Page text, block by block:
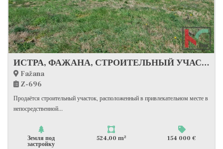
ИСТРА, ФАЖАНА, СТРОИТЕЛЬНЫЙ УЧАСТОК 524М2 #ПРОДАЖА
Fažana
Z-696
Продаётся строительный участок, расположенный в привлекательном месте в
непосредственной...
Земля под
застройку
524,00 m2 154 000 €